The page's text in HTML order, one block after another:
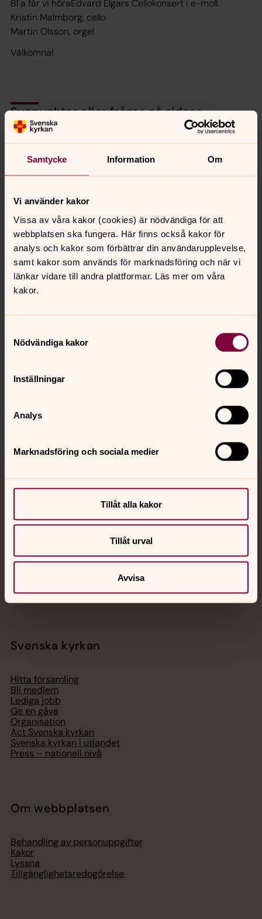
Samtycke Information Om
Vi använder kakor
Vissa av våra kakor (cookies) är nödvändiga för att
webbplatsen ska fungera. Här finns också kakor för
analys och kakor som förbättrar din användarupplevelse,
samt kakor som används för marknadsföring och när vi
länkar vidare till andra plattformar. Läs mer om våra
kakor.
Nödvändiga kakor
Inställningar
Analys
Marknadsföring och sociala medier
Tillåt alla kakor
Tillåt urval
Avvisa
Bl a får vi höraEdvard Elgars Cellokonsert i e-moll.
Kristin Malmborg, cello
Martin Olsson, orgel
Välkomna!
Synpunkter eller frågor på sidans
innehåll?
sodertalje.pastorat@svenskakyrkan.se
Dela
Tillbaka till toppen
Tillbaka till innehållet
Kontakt
Hitta snabbt
Jourhavande präst
Akut samtals- och krisstöd. Prata eller chatta anonymt
med en präst på kvällar och nätter.
Chatt
Svenska kyrkan
Hitta församling
Bli medlem
Lediga jobb
Ge en gåva
Organisation
Act Svenska kyrkan
Svenska kyrkan i utlandet
Press – nationell nivå
Om webbplatsen
Behandling av personuppgifter
Kakor
Lyssna
Tillgänglighetsredogörelse